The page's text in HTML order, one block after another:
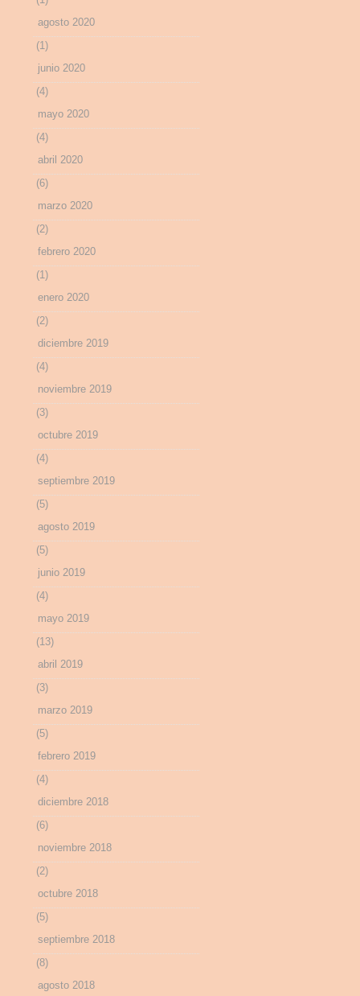
agosto 2020
(1)
junio 2020
(4)
mayo 2020
(4)
abril 2020
(6)
marzo 2020
(2)
febrero 2020
(1)
enero 2020
(2)
diciembre 2019
(4)
noviembre 2019
(3)
octubre 2019
(4)
septiembre 2019
(5)
agosto 2019
(5)
junio 2019
(4)
mayo 2019
(13)
abril 2019
(3)
marzo 2019
(5)
febrero 2019
(4)
diciembre 2018
(6)
noviembre 2018
(2)
octubre 2018
(5)
septiembre 2018
(8)
agosto 2018